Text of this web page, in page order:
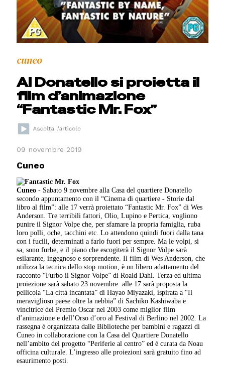
cuneo
Al Donatello si proietta il
film d’animazione
“Fantastic Mr. Fox”
09 novembre 2019
Cuneo
Cuneo - Sabato 9 novembre alla Casa del quartiere Donatello
secondo appuntamento con il “Cinema di quartiere - Storie dal
libro al film”: alle 17 verrà proiettato “Fantastic Mr. Fox” di Wes
Anderson. Tre terribili fattori, Olio, Lupino e Pertica, vogliono
punire il Signor Volpe che, per sfamare la propria famiglia, ruba
loro polli, oche, tacchini etc. Lo attendono quindi fuori dalla tana
con i fucili, determinati a farlo fuori per sempre. Ma le volpi, si
sa, sono furbe, e il piano che escogiterà il Signor Volpe sarà
esilarante, ingegnoso e sorprendente. Il film di Wes Anderson, che
utilizza la tecnica dello stop motion, è un libero adattamento del
racconto “Furbo il Signor Volpe” di Roald Dahl. Terza ed ultima
proiezione sarà sabato 23 novembre: alle 17 sarà proposta la
pellicola “La città incantata” di Hayao Miyazaki, ispirata a “Il
meraviglioso paese oltre la nebbia” di Sachiko Kashiwaba e
vincitrice del Premio Oscar nel 2003 come miglior film
d’animazione e dell’Orso d’oro al Festival di Berlino nel 2002. La
rassegna è organizzata dalle Biblioteche per bambini e ragazzi di
Cuneo in collaborazione con la Casa del Quartiere Donatello
nell’ambito del progetto “Periferie al centro” ed è curata da Noau
officina culturale. L’ingresso alle proiezioni sarà gratuito fino ad
esaurimento posti.